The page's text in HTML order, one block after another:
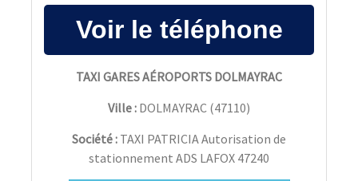
TAXI GARES AÉROPORTS DOLMAYRAC
Ville : DOLMAYRAC (47110)
Société : TAXI PATRICIA Autorisation de
stationnement ADS LAFOX 47240